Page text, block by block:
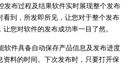
布过程及结果软件实时展现整个发布
到，所发即所见，让您对于整个发布
您对软件的发布成功率一目了然。
件具备自动保存产品信息及发布进度
资料的时间。下次发布时，只要打开保